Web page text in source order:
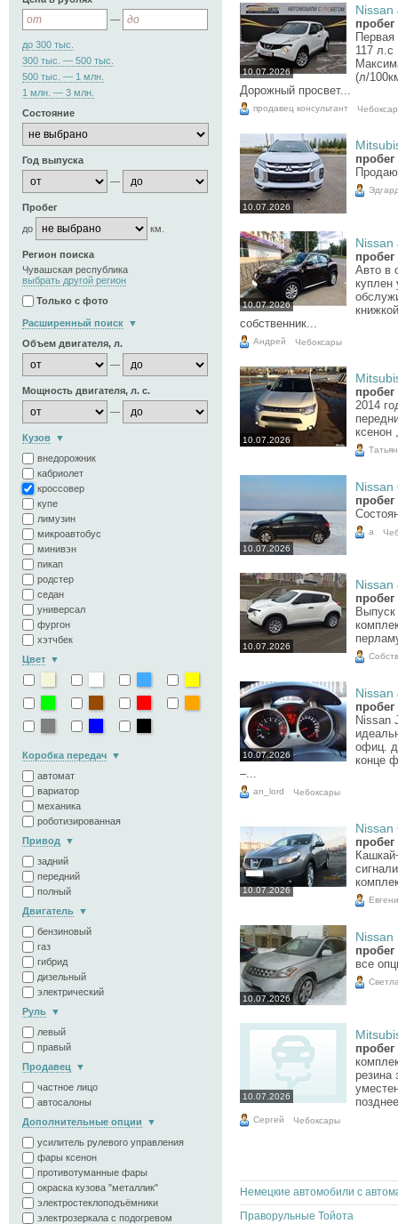
—
до 300 тыс.
300 тыс. — 500 тыс.
500 тыс. — 1 млн.
1 млн. — 3 млн.
Состояние
Год выпуска
—
Пробег
до
км.
Регион поиска
Чувашская республика
выбрать другой регион
Только с фото
Расширенный поиск
Объем двигателя, л.
—
Мощность двигателя, л. с.
—
Кузов
внедорожник
кабриолет
кроссовер
купе
лимузин
микроавтобус
минивэн
пикап
родстер
седан
универсал
фургон
хэтчбек
Цвет
Коробка передач
автомат
вариатор
механика
роботизированная
Привод
задний
передний
полный
Двигатель
бензиновый
газ
гибрид
дизельный
электрический
Руль
левый
правый
Продавец
частное лицо
автосалоны
Дополнительные опции
усилитель рулевого управления
фары ксенон
противотуманные фары
окраска кузова "металлик"
электростеклоподъёмники
электрозеркала с подогревом
10.07.2026
Nissan
117 л.с
(л/
Дорожный просвет...
продавец консультант
10.07.2026
10.07.2026
Nissan
Авто в
куплен
собственник...
Андрей Чебоксары
10.07.2026
2014
ксенон
10.07.2026
Nissan
а
10.07.2026
Nissan
Выпуск
10.07.2026
Nissan
Nissan
офиц.
конце
–...
an_lord Чебоксары
10.07.2026
Nissan
10.07.2026
Nissan
все
10.07.2026
резина
Сергей Чебоксары
Праворульные Тойота